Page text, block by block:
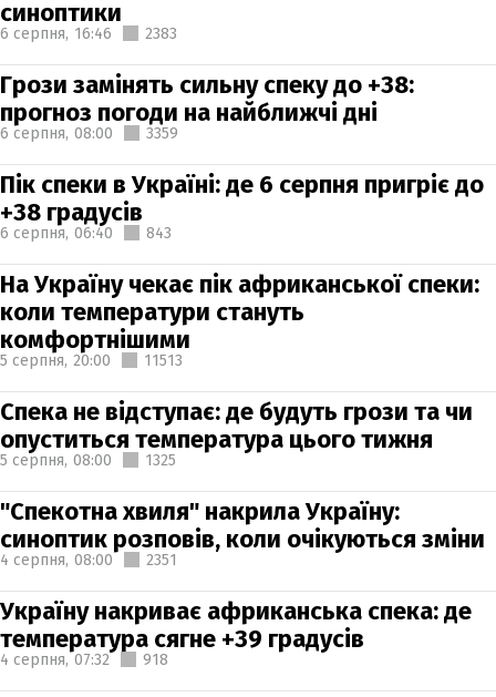
синоптики
6 серпня, 16:46 2383
Грози замінять сильну спеку до +38:
прогноз погоди на найближчі дні
6 серпня, 08:00 3359
Пік спеки в Україні: де 6 серпня пригріє до
+38 градусів
6 серпня, 06:40 843
На Україну чекає пік африканської спеки:
коли температури стануть
комфортнішими
5 серпня, 20:00 11513
Спека не відступає: де будуть грози та чи
опуститься температура цього тижня
5 серпня, 08:00 1325
"Спекотна хвиля" накрила Україну:
синоптик розповів, коли очікуються зміни
4 серпня, 08:00 2351
Україну накриває африканська спека: де
температура сягне +39 градусів
4 серпня, 07:32 918